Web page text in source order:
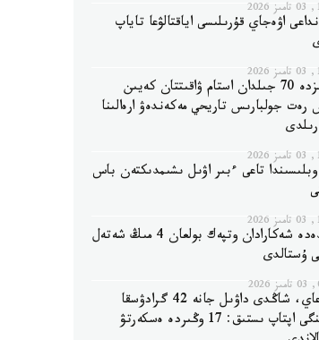
اۋەجاي قۇرىلىسى اياقتالۋعا تاياپ
ەلىمىزدە 70 جىلدان استام ۋاقىتتان كەيىن
رەت جولبارىس تاريحي مەكەندەۋ ارەالىنا
وبلىسىندا تاعى ءبىر اۋىل ىشىمدىكتەن باس
شىلدەدە شەكارادان وتپەك بولعان 4 مىڭ شەتەل
ۇستالدى
نايزاعاي، شاڭدى داۋىل جانە 42 گرادۋسقا
دەيىنگى اپتاپ ىستىق: 17 وڭىردە ەسكەرتۋ